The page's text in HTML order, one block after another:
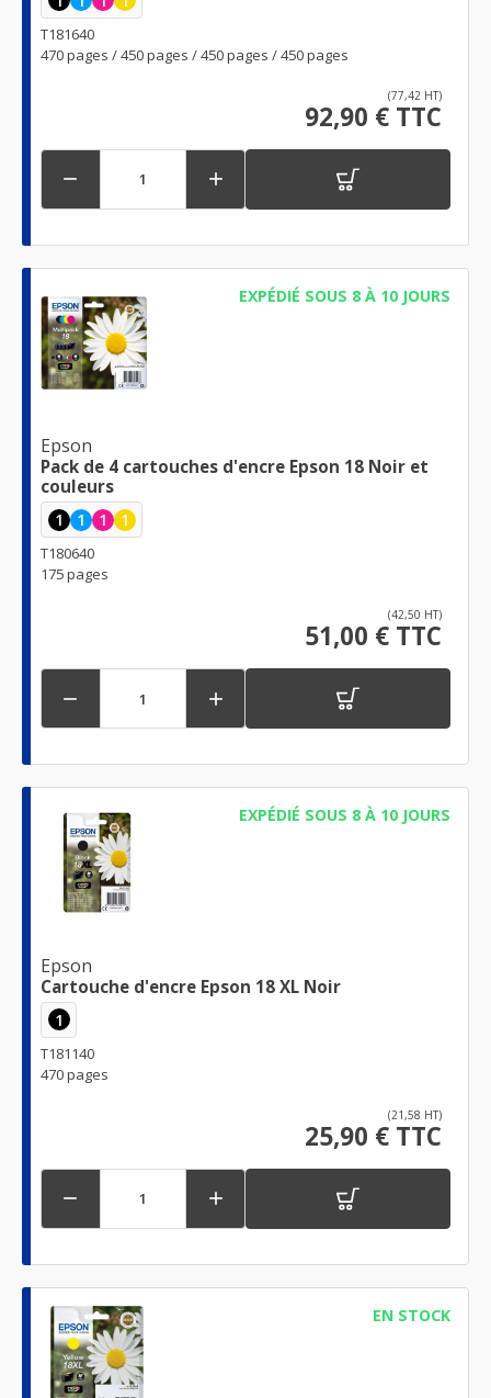
T181640
470 pages / 450 pages / 450 pages / 450 pages
(77,42 HT)
92,90 € TTC
 
EXPÉDIÉ SOUS 8 À 10 JOURS
Epson
Pack de 4 cartouches d'encre Epson 18 Noir et
couleurs
1 1 1 1
T180640
175 pages
(42,50 HT)
51,00 € TTC
 
EXPÉDIÉ SOUS 8 À 10 JOURS
Epson
Cartouche d'encre Epson 18 XL Noir
1
T181140
470 pages
(21,58 HT)
25,90 € TTC
 
EN STOCK